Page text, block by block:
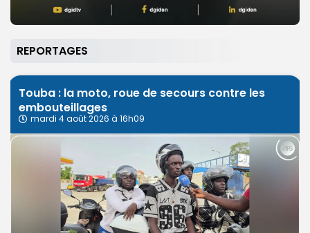
REPORTAGES
Touba : la moto, roue de secours contre les
embouteillages
mardi 4 août 2026 à 16h09